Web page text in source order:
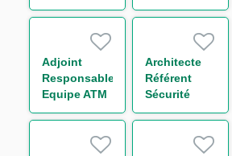
H/F
International
Transaction
Banking -
Large
French
Adjoint
Responsable
Equipe ATM
Promotion
Architecte
Référent
Sécurité
Cloud H/F